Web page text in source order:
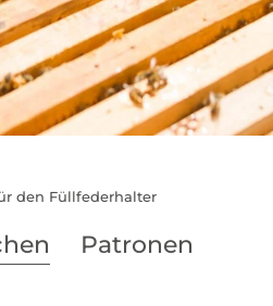
den Füllfederhalter
Patronen